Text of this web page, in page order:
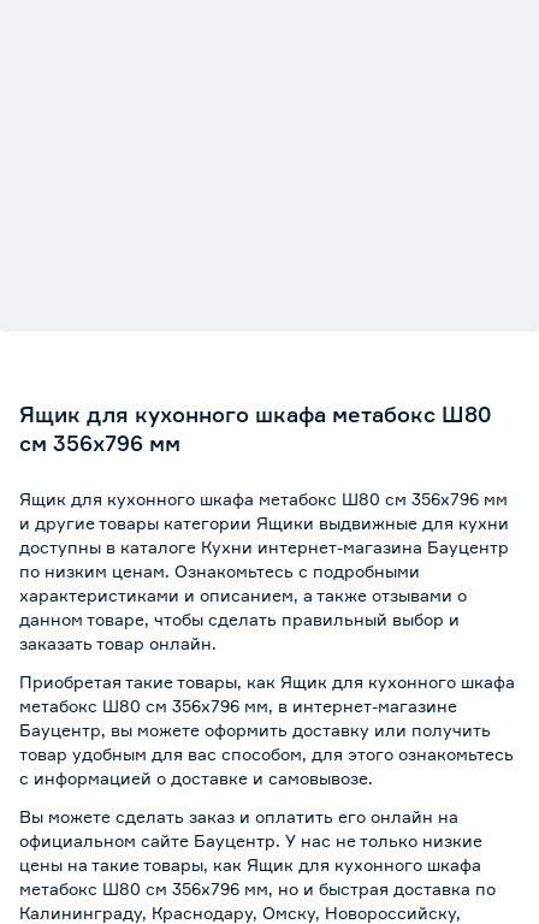
Ящик для кухонного шкафа метабокс Ш80
см 356х796 мм
Ящик для кухонного шкафа метабокс Ш80 см 356х796 мм
и другие товары категории Ящики выдвижные для кухни
доступны в каталоге Кухни интернет-магазина Бауцентр
по низким ценам. Ознакомьтесь с подробными
характеристиками и описанием, а также отзывами о
данном товаре, чтобы сделать правильный выбор и
заказать товар онлайн.
Приобретая такие товары, как Ящик для кухонного шкафа
метабокс Ш80 см 356х796 мм, в интернет-магазине
Бауцентр, вы можете оформить доставку или получить
товар удобным для вас способом, для этого ознакомьтесь
с информацией о доставке и самовывозе.
Вы можете сделать заказ и оплатить его онлайн на
официальном сайте Бауцентр. У нас не только низкие
цены на такие товары, как Ящик для кухонного шкафа
метабокс Ш80 см 356х796 мм, но и быстрая доставка по
Калининграду, Краснодару, Омску, Новороссийску,